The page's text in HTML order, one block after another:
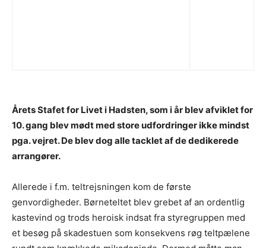
Årets Stafet for Livet i Hadsten, som i år blev afviklet for
10. gang blev mødt med store udfordringer ikke mindst
pga. vejret. De blev dog alle tacklet af de dedikerede
arrangører.
Allerede i f.m. teltrejsningen kom de første
genvordigheder. Børneteltet blev grebet af an ordentlig
kastevind og trods heroisk indsat fra styregruppen med
et besøg på skadestuen som konsekvens røg teltpælene